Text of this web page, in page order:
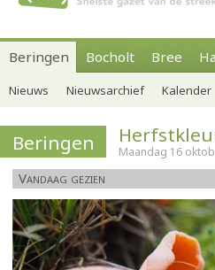
Beringen Bocholt Bree
Nieuws Nieuwsarchief Kalender
Beringen Maandag 16
Vandaag gezien